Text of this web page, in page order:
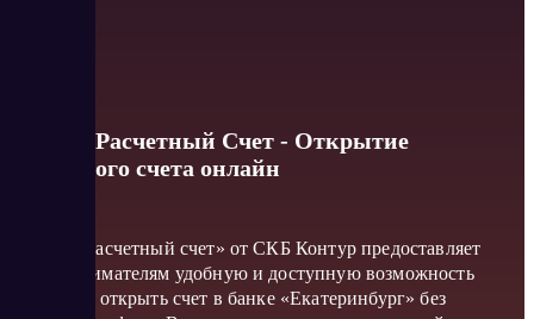
Контур Расчетный Счет - Открытие
расчетного счета онлайн
Проект «Расчетный счет» от СКБ Контур предоставляет
предпринимателям удобную и доступную возможность
бесплатно открыть счет в банке «Екатеринбург» без